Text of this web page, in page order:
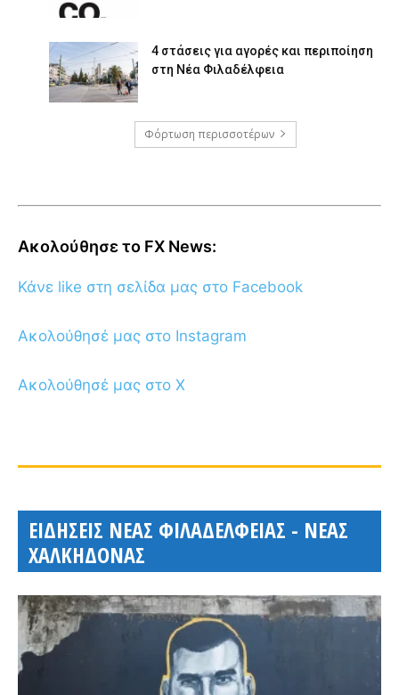
4 στάσεις για αγορές και περιποίηση
στη Νέα Φιλαδέλφεια
Φόρτωση περισσοτέρων
Ακολούθησε το FX News:
Κάνε like στη σελίδα μας στο Facebook
Ακολούθησέ μας στο Instagram
Ακολούθησέ μας στο X
ΕΙΔΗΣΕΙΣ ΝΕΑΣ ΦΙΛΑΔΕΛΦΕΙΑΣ - ΝΕΑΣ
ΧΑΛΚΗΔΟΝΑΣ